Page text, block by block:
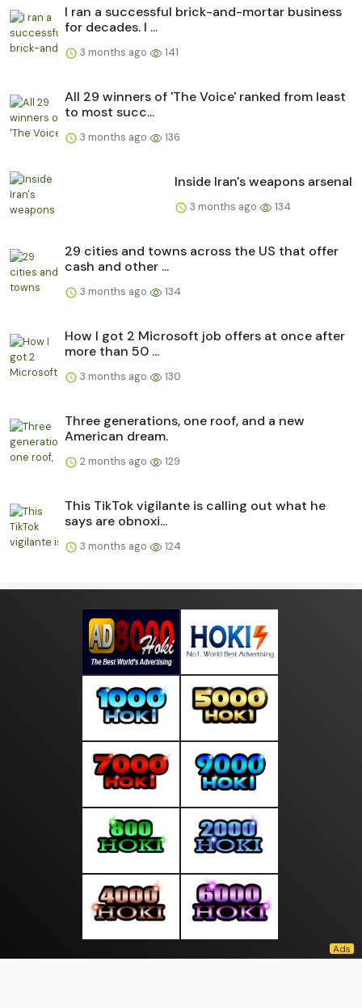
I ran a successful brick-and-mortar business
for decades. I ...
3 months ago 141
All 29 winners of 'The Voice' ranked from least
to most succ...
3 months ago 136
Inside Iran's weapons arsenal
3 months ago 134
29 cities and towns across the US that offer
cash and other ...
3 months ago 134
How I got 2 Microsoft job offers at once after
more than 50 ...
3 months ago 130
Three generations, one roof, and a new
American dream.
2 months ago 129
This TikTok vigilante is calling out what he
says are obnoxi...
3 months ago 124